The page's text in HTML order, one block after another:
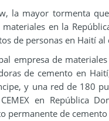
la mayor tormenta
en la
de personas en Haití
empresa de
de cemento en
y una red de 180
en República
permanente de